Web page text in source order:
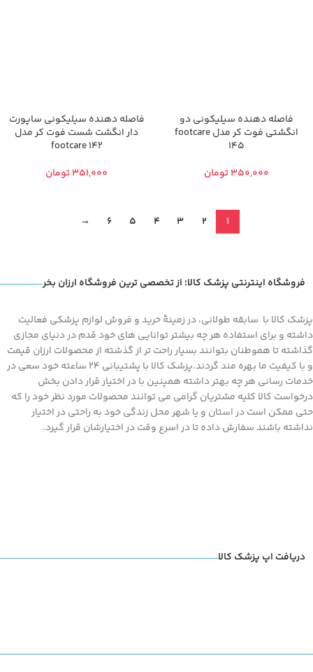
فاصله دهنده سیلیکونی دو
انگشتی فوت کر مدل footcare
145
تومان
فاصله دهنده سیلیکونی ساپورت
دار انگشت شست فوت کر مدل
footcare 142
تومان
1
2
3
4
5
6
→
فروشگاه اینترنتی پزشک کالا؛ از تخصصی ترین فروشگاه ارزان بخر
پزشک کالا با سابقه طولانی، در زمینۀ خرید و فروش لوازم پزشکی فعالیت
داشته و برای استفاده هر چه بیشتر توانایی های خود قدم در دنیای مجازی
گذاشته تا هموطنان بتوانند بسیار راحت تر از گذشته از محصولات ارزان قیمت
و با کیفیت ما بهره مند گردند.پزشک کالا با پشتیبانی 24 ساعته خود سعی در
خدمات رسانی هر چه بهتر داشته همپنین با در اختیار قرار دادن بخش
درخواست کالا کلیه مشتریان گرامی می توانند محصولات مورد نظر خود را که
حتی ممکن است در استان و یا شهر محل زندگی خود به راحتی در اختیار
نداشته باشند سفارش داده تا در اسرع وقت در اختیارشان قرار گیرد.
دریافت اپ پزشک کالا